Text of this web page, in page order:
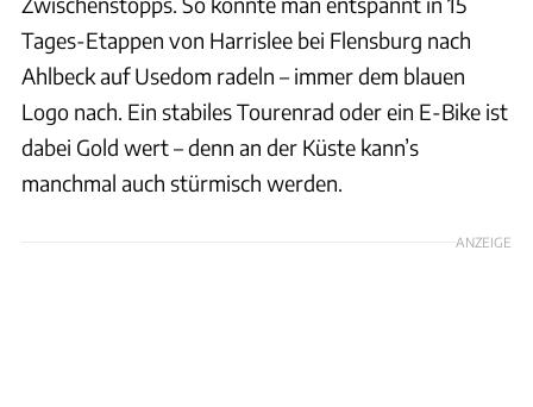
Tages-Etappen von Harrislee bei Flensburg nach
Ahlbeck auf Usedom radeln – immer dem blauen
Logo nach. Ein stabiles Tourenrad oder ein E-Bike ist
dabei Gold wert – denn an der Küste kann’s
manchmal auch stürmisch werden.
ANZEIGE